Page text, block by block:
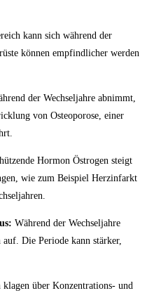
kann sich während der
können empfindlicher werden
der Wechseljahre abnimmt,
von Osteoporose, einer
Hormon Östrogen steigt
wie zum Beispiel Herzinfarkt
Während der Wechseljahre
​Die Periode kann stärker,
klagen⁤ über Konzentrations- und